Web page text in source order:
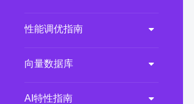
性能调优指南
向量数据库
AI特性指南